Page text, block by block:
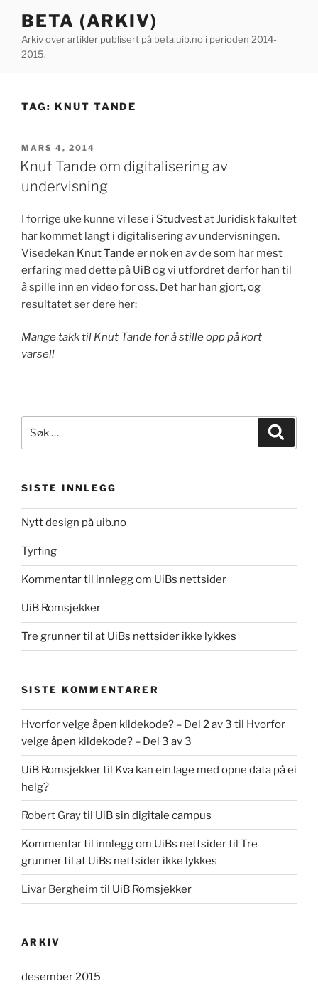
innhold
BETA (ARKIV)
Arkiv over artikler publisert på beta.uib.no i perioden 2014-
2015.
TAG: KNUT TANDE
PUBLISERT
MARS 4, 2014
Knut Tande om digitalisering av
undervisning
I forrige uke kunne vi lese i Studvestat Juridisk fakultet
har kommet langt i digitalisering av undervisningen.
Visedekan Knut Tande er nok en av de som har mest
erfaring med dette på UiB og vi utfordret derfor han til
å spille inn en video for oss. Det har han gjort, og
resultatet ser dere her:
Mange takk til Knut Tande for å stille opp på kort
varsel!
etter:
SISTE INNLEGG
Nytt design på uib.no
Tyrfing
Kommentar til innlegg om UiBs nettsider
UiB Romsjekker
Tre grunner til at UiBs nettsider ikke lykkes
SISTE KOMMENTARER
Hvorfor velge åpen kildekode? – Del 2 av 3 til Hvorfor
velge åpen kildekode? – Del 3 av 3
UiB Romsjekkertil Kva kan ein lage med opne data på ei
helg?
Robert Graytil UiB sin digitale campus
Kommentar til innlegg om UiBs nettsidertil Tre
grunner til at UiBs nettsider ikke lykkes
Livar Bergheim til UiB Romsjekker
ARKIV
desember 2015